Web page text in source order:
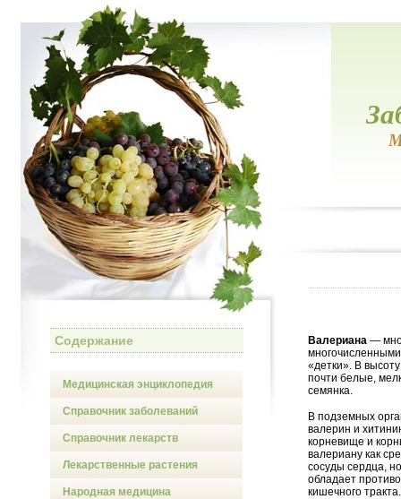
Содержание
Медицинская энциклопедия
Справочник заболеваний
Справочник лекарств
Лекарственные растения
Народная медицина
Валериана —
«детки». В
почти белые,
семянка.
В подземных
валерин и
корневище и
валериану как
сосуды сердца,
обладает
кишечного